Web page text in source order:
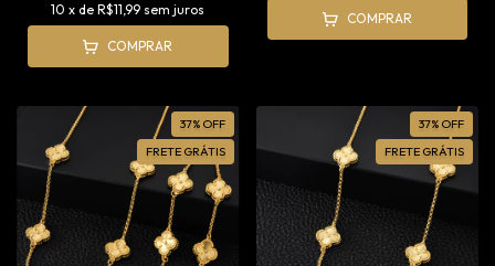
10 x deR$11,99 sem juros
COMPRAR
COMPRAR
37% OFF
FRETE GRÁTIS
37% OFF
FRETE GRÁTIS